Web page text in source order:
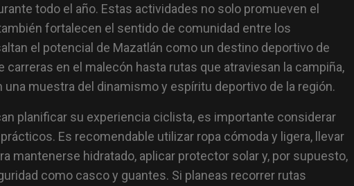
todo el año. Estas actividades no solo promueven el
fortalecen el sentido de comunidad entre los
el potencial de Mazatlán como un destino deportivo de
carreras en el malecón hasta rutas que atraviesan la campiña,
muestra del dinamismo y espíritu deportivo de la región.
planificar su experiencia ciclista, es importante considerar
Es recomendable utilizar ropa cómoda y ligera, llevar
mantenerse hidratado, aplicar protector solar y, por supuesto,
como casco y guantes. Si planeas recorrer rutas